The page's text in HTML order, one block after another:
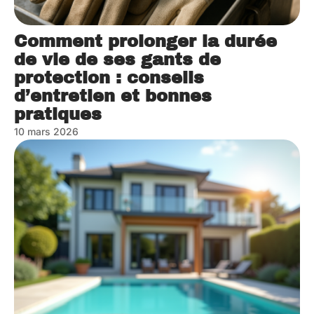
Comment prolonger la durée
de vie de ses gants de
protection : conseils
d’entretien et bonnes
pratiques
10 mars 2026